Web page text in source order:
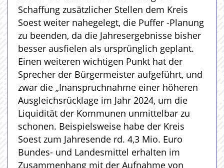
Schaffung zusätzlicher Stellen dem Kreis
Soest weiter nahegelegt, die Puffer -Planung
zu beenden, da die Jahresergebnisse bisher
besser ausfielen als ursprünglich geplant.
Einen weiteren wichtigen Punkt hat der
Sprecher der Bürgermeister aufgeführt, und
zwar die „Inanspruchnahme einer höheren
Ausgleichsrücklage im Jahr 2024, um die
Liquidität der Kommunen unmittelbar zu
schonen. Beispielsweise habe der Kreis
Soest zum Jahresende rd. 4,3 Mio. Euro
Bundes- und Landesmittel erhalten im
Zusammenhang mit der Aufnahme von